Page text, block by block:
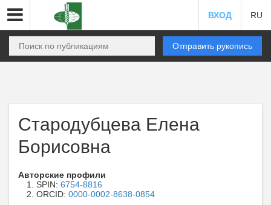
ВХОД RU
Отправить рукопись
Стародубцева Елена
Борисовна
Авторские профили
SPIN: 6754-8816
ORCID: 0000-0002-8638-0854